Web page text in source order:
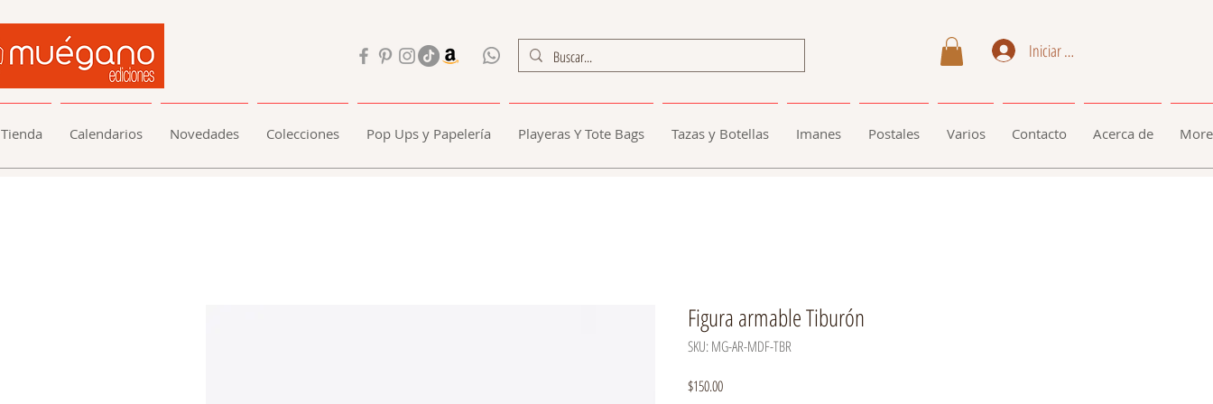
Iniciar sesión
Tienda Calendarios Novedades Colecciones Pop Ups y Papelería Playeras Y Tote Bags Tazas y Botellas Imanes Postales Varios Contacto Acerca de More
Figura armable Tiburón
SKU: MG-AR-MDF-TBR
$150.00Precio